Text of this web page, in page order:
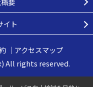
イト
｜ アクセスマップ
) All rights reserved.